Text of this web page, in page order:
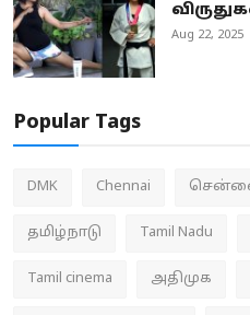
Aug 22, 2025
Popular Tags
DMK Chennai
தமிழ்நாடு Tamil Nadu
Tamil cinema அதிமுக